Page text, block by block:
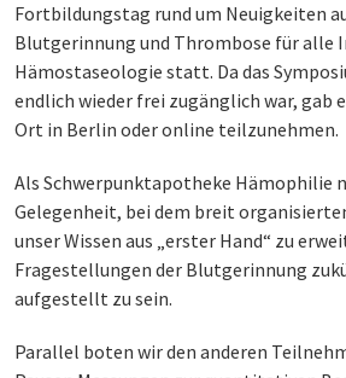
Fortbildungstag rund um Neuigkeiten
Blutgerinnung und Thrombose für alle
Hämostaseologie statt. Da das
endlich wieder frei zugänglich war, gab
Ort in Berlin oder online teilzunehmen.
Als Schwerpunktapotheke Hämophilie
Gelegenheit, bei dem breit
unser Wissen aus „erster Hand“ zu
Fragestellungen der Blutgerinnung
aufgestellt zu sein.
Parallel boten wir den anderen